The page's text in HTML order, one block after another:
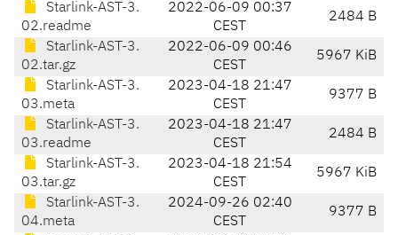
Starlink-AST-3.
02.readme
2022-06-09 00:37
CEST
2484 B
Starlink-AST-3.
02.tar.gz
2022-06-09 00:46
CEST
5967 KiB
Starlink-AST-3.
03.meta
2023-04-18 21:47
CEST
9377 B
Starlink-AST-3.
03.readme
2023-04-18 21:47
CEST
2484 B
Starlink-AST-3.
03.tar.gz
2023-04-18 21:54
CEST
5967 KiB
Starlink-AST-3.
04.meta
2024-09-26 02:40
CEST
9377 B